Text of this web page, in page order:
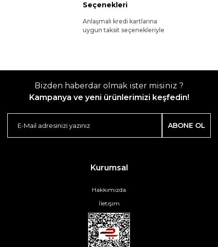
Seçenekleri
Anlaşmalı kredi kartlarına
uygun taksit seçenekleriyle
Bizden haberdar olmak ister misiniz ?
Kampanya ve yeni ürünlerimizi keşfedin!
ABONE OL
Kurumsal
Hakkımızda
İletişim